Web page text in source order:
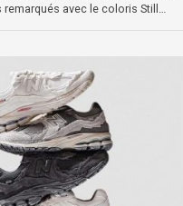
avec le coloris Still…